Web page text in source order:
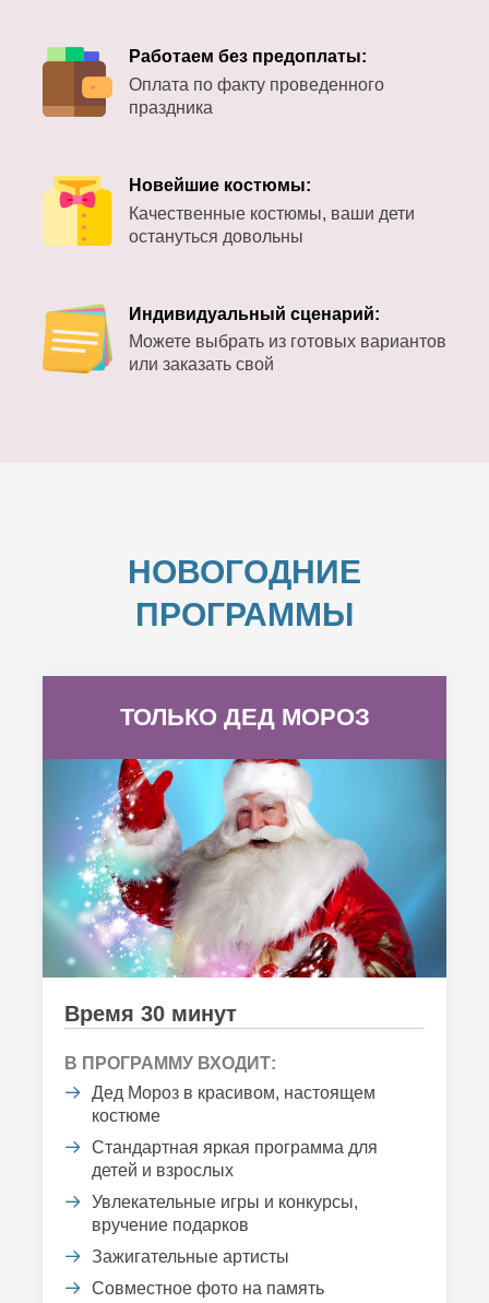
Работаем без предоплаты:
Оплата по факту проведенного
праздника
Новейшие костюмы:
Качественные костюмы, ваши дети
остануться довольны
Индивидуальный сценарий:
Можете выбрать из готовых вариантов
или заказать свой
НОВОГОДНИЕ
ПРОГРАММЫ
ТОЛЬКО ДЕД МОРОЗ
Время 30 минут
В ПРОГРАММУ ВХОДИТ:
Дед Мороз в красивом, настоящем
костюме
Стандартная яркая программа для
детей и взрослых
Увлекательные игры и конкурсы,
вручение подарков
Зажигательные артисты
Совместное фото на память